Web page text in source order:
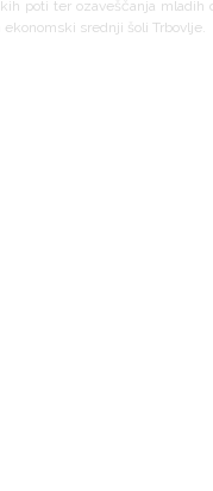
poti ter ozaveščanja
srednji šoli Trbovlje.